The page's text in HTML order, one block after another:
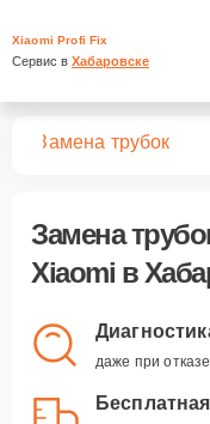
Xiaomi Profi Fix
Сервис в Хабаровске
Замена трубок
Замена
Xiaomi в
даже при